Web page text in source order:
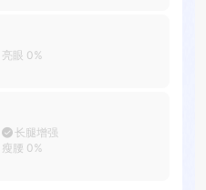
亮眼 0%
长腿增强
瘦腰 0%